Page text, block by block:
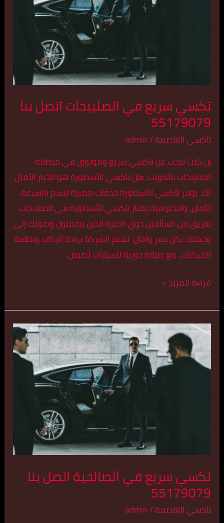
تكسي سريع في الصليبخات اتصل بنا
55179079
تاكسي العاصمة/
admin
إن كنت تبحث عن تاكسي سريع وموثوق في منطقة
الصليبخات بالكويت، فإن تاكسي الأسطورة هو الخيار الأمثل
لك. يوفر تاكسي الأسطورة خدمات مميزة تتسم بالسرعة،
الأمان، والاحترافية.يمتاز تاكسي الأسطورة في الصليبخات
بفريق من السائقين ذوي الخبرة الذين يضمنون وصولك إلى
وجهتك بكل يسر وأمان. تهتم الشركة براحة الركاب ونظافة
المركبات، مع صيانة دورية للسيارات لضمان
قراءة المزيد »
تكسي سريع في الصالحية اتصل بنا
55179079
تاكسي العاصمة/
admin
تكسي
سريع
في